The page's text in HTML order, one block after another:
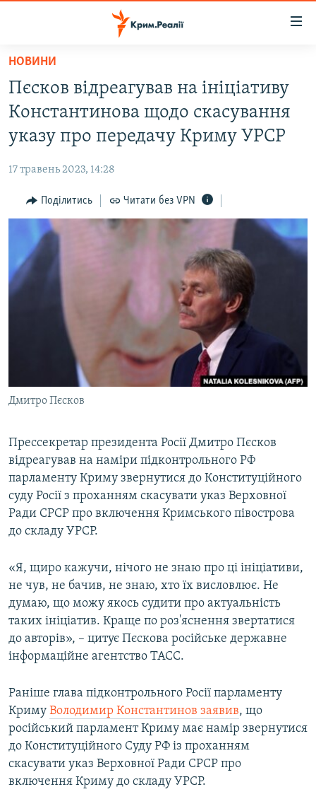
Перейти
основного
матеріалу
до
основної
навігації
Перейти
до
пошуку
БЛОГИ
ПОГЛЯД
ІНТЕРВ'Ю
ВСЕ ЗА ДЕНЬ
СПЕЦПРОЕКТИ
ВІДЕОУРОКИ «ELIFBE»
СВІДЧЕННЯ ОКУПАЦІЇ
УКРАЇНСЬКА ПРОБЛЕМА КРИМУ
ІНФОГРАФІКА
ЯК ОБІЙТИ БЛОКУВАННЯ
ДОЛУЧАЙСЯ!
Усі сайти RFE/RL
НОВИНИ
Пєсков відреагував на ініціативу
Константинова щодо скасування
указу про передачу Криму УРСР
17 травень 2023, 14:28
Поділитись Читати без VPN
Дмитро Пєсков
Прессекретар президента Росії Дмитро Пєсков
відреагував на наміри підконтрольного РФ
парламенту Криму звернутися до Конституційного
суду Росії з проханням скасувати указ Верховної
Ради СРСР про включення Кримського півострова
до складу УРСР.
«Я, щиро кажучи, нічого не знаю про ці ініціативи,
не чув, не бачив, не знаю, хто їх висловлює. Не
думаю, що можу якось судити про актуальність
таких ініціатив. Краще по роз'яснення звертатися
до авторів», – цитує Пєскова російське державне
інформаційне агентство ТАСС.
Раніше глава підконтрольного Росії парламенту
Криму Володимир Константинов заявив, що
російський парламент Криму має намір звернутися
до Конституційного Суду РФ із проханням
скасувати указ Верховної Ради СРСР про
включення Криму до складу УРСР.